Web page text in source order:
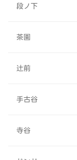
段ノ下
茶園
辻前
手古谷
寺谷